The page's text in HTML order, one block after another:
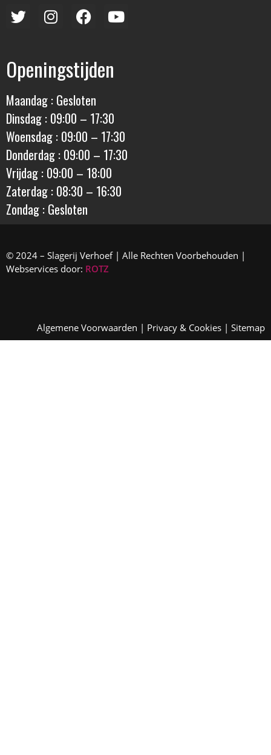
Openingstijden
Maandag : Gesloten
Dinsdag : 09:00 – 17:30
Woensdag : 09:00 – 17:30
Donderdag : 09:00 – 17:30
Vrijdag : 09:00 – 18:00
Zaterdag : 08:30 – 16:30
Zondag : Gesloten
© 2024 – Slagerij Verhoef | Alle Rechten Voorbehouden |
Webservices door: ROTZ
Algemene Voorwaarden | Privacy & Cookies | Sitemap